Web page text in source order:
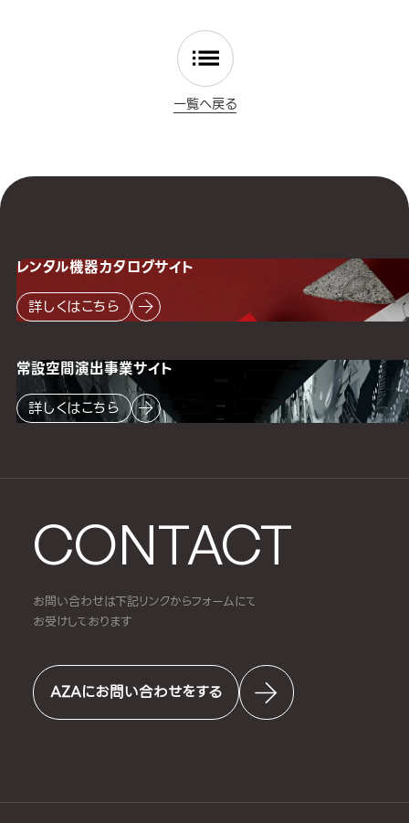
一覧へ戻る
CONTACT
お問い合わせは下記リンクからフォームにて
お受けしております
AZAにお問い合わせをする
レンタル機器カタログサイト
詳しくはこちら
常設空間演出事業サイト
詳しくはこちら